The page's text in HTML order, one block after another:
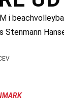
i
Stenmann